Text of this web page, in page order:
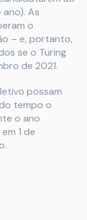
As
o
– e, portanto,
se o Turing
de 2021.
possam
tempo o
o ano
1 de